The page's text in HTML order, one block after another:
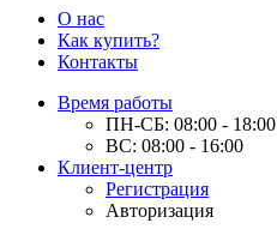
О нас
Как купить?
Контакты
Время работы
ПН-СБ: 08:00 - 18:00
ВС: 08:00 - 16:00
Клиент-центр
Регистрация
Авторизация